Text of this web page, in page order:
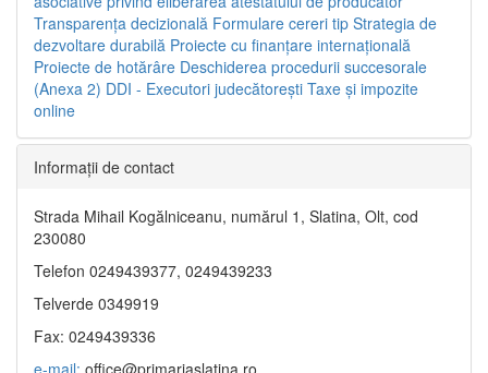
Transparenţa decizională Formulare cereri tip Strategia de
dezvoltare durabilă Proiecte cu finanţare internaţională
Proiecte de hotărâre Deschiderea procedurii succesorale
(Anexa 2) DDI - Executori judecătorești Taxe şi impozite
online
Informaţii de contact
Strada Mihail Kogălniceanu, numărul 1, Slatina, Olt, cod
230080
Telefon 0249439377, 0249439233
Telverde 0349919
Fax: 0249439336